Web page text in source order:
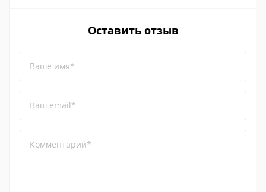
Оставить отзыв
Ваше имя*
Ваш email*
Комментарий*